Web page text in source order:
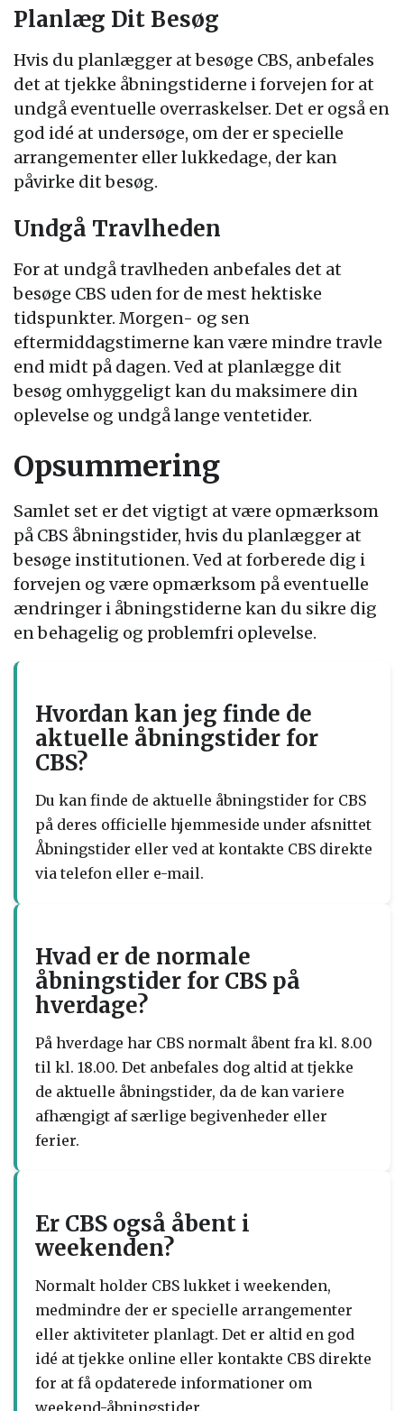
Planlæg Dit Besøg
Hvis du planlægger at besøge CBS, anbefales
det at tjekke åbningstiderne i forvejen for at
undgå eventuelle overraskelser. Det er også en
god idé at undersøge, om der er specielle
arrangementer eller lukkedage, der kan
påvirke dit besøg.
Undgå Travlheden
For at undgå travlheden anbefales det at
besøge CBS uden for de mest hektiske
tidspunkter. Morgen- og sen
eftermiddagstimerne kan være mindre travle
end midt på dagen. Ved at planlægge dit
besøg omhyggeligt kan du maksimere din
oplevelse og undgå lange ventetider.
Opsummering
Samlet set er det vigtigt at være opmærksom
på CBS åbningstider, hvis du planlægger at
besøge institutionen. Ved at forberede dig i
forvejen og være opmærksom på eventuelle
ændringer i åbningstiderne kan du sikre dig
en behagelig og problemfri oplevelse.
Hvordan kan jeg finde de
aktuelle åbningstider for
CBS?
Du kan finde de aktuelle åbningstider for CBS
på deres officielle hjemmeside under afsnittet
Åbningstider eller ved at kontakte CBS direkte
via telefon eller e-mail.
Hvad er de normale
åbningstider for CBS på
hverdage?
På hverdage har CBS normalt åbent fra kl. 8.00
til kl. 18.00. Det anbefales dog altid at tjekke
de aktuelle åbningstider, da de kan variere
afhængigt af særlige begivenheder eller
ferier.
Er CBS også åbent i
weekenden?
Normalt holder CBS lukket i weekenden,
medmindre der er specielle arrangementer
eller aktiviteter planlagt. Det er altid en god
idé at tjekke online eller kontakte CBS direkte
for at få opdaterede informationer om
weekend-åbningstider.